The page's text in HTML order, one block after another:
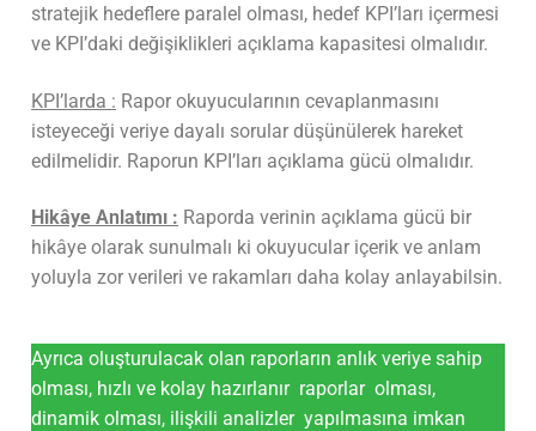
stratejik hedeflere paralel olması, hedef KPI’ları içermesi
ve KPI’daki değişiklikleri açıklama kapasitesi olmalıdır.
KPI’larda : Rapor okuyucularının cevaplanmasını
isteyeceği veriye dayalı sorular düşünülerek hareket
edilmelidir. Raporun KPI’ları açıklama gücü olmalıdır.
Hikâye Anlatımı : Raporda verinin açıklama gücü bir
hikâye olarak sunulmalı ki okuyucular içerik ve anlam
yoluyla zor verileri ve rakamları daha kolay anlayabilsin.
Ayrıca oluşturulacak olan raporların anlık veriye sahip
olması, hızlı ve kolay hazırlanır raporlar olması,
dinamik olması, ilişkili analizler yapılmasına imkan